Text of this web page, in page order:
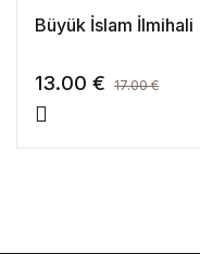
Büyük İslam İlmihali
13.00 € 17.00€